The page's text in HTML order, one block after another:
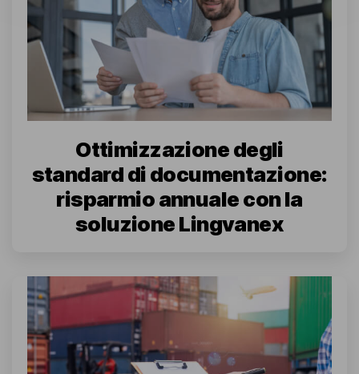
Ottimizzazione degli
standard di documentazione:
risparmio annuale con la
soluzione Lingvanex